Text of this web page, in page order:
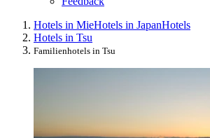
Hotels in MieHotels in JapanHotels
Hotels in Tsu
Familienhotels in Tsu